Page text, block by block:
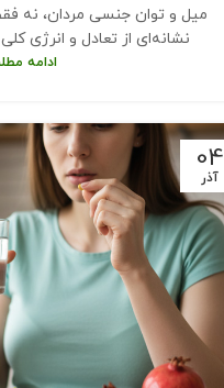
میل و توان جنسی مردان، نه
نشانه‌ای از تعادل و انرژی
ادامه
04
آذر